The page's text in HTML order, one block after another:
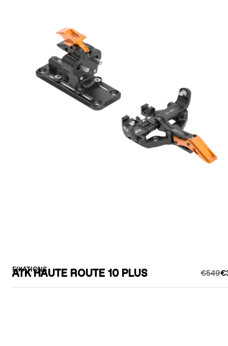
FIXATIONS
ATK HAUTE ROUTE 10 PLUS €549